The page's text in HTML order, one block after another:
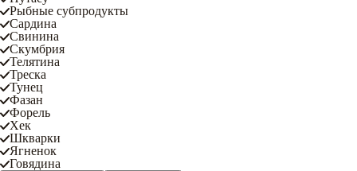
Рыбные субпродукты
Сардина
Свинина
Скумбрия
Телятина
Треска
Тунец
Фазан
Форель
Хек
Шкварки
Ягненок
Говядина